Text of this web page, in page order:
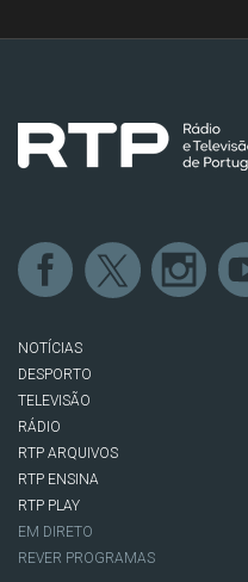
NOTÍCIAS
DESPORTO
TELEVISÃO
RÁDIO
RTP ARQUIVOS
RTP ENSINA
RTP PLAY
EM DIRETO
REVER PROGRAMAS